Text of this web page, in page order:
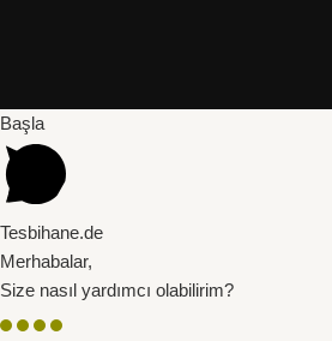
Başla
Tesbihane.de
Merhabalar,
Size nasıl yardımcı olabilirim?